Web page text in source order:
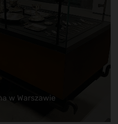
w Warszawie